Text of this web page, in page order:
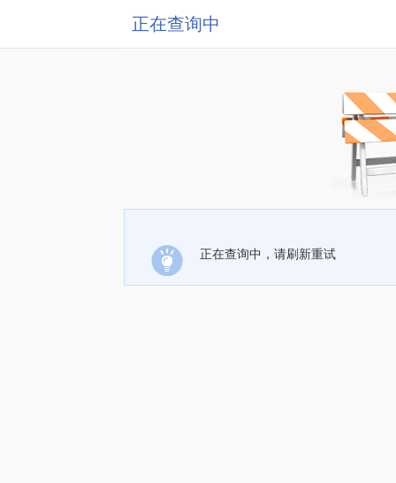
正在查询中
正在查询中，请刷新重试